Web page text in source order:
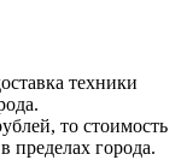
техники
то стоимость
пределах города.